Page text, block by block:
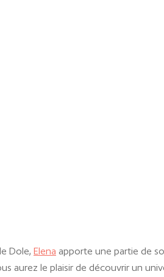
Dole, Elena apporte une partie de
aurez le plaisir de découvrir un